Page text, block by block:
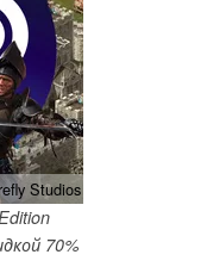
Studios
70%